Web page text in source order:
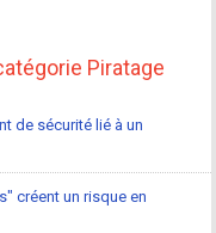
Piratage
de sécurité lié à un
créent un risque en